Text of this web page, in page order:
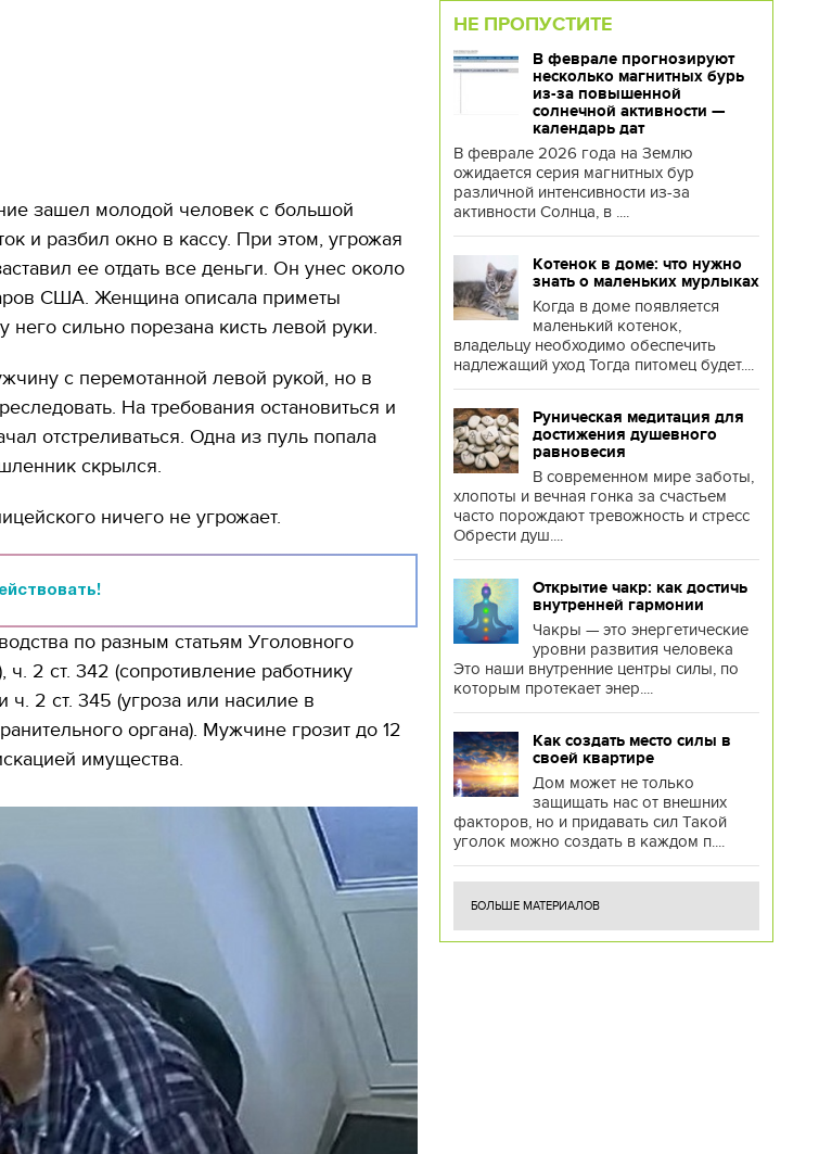
зашел молодой человек с большой
и разбил окно в кассу. При этом, угрожая
ее отдать все деньги. Он унес около
США. Женщина описала приметы
сильно порезана кисть левой руки.
с перемотанной левой рукой, но в
На требования остановиться и
отстреливаться. Одна из пуль попала
скрылся.
ничего не угрожает.
по разным статьям Уголовного
ч. 2 ст. 342 (сопротивление работнику
ч. 2 ст. 345 (угроза или насилие в
органа). Мужчине грозит до 12
имущества.
НЕ ПРОПУСТИТЕ
В феврале прогнозируют
несколько магнитных бурь
из-за повышенной
солнечной активности —
календарь дат
В феврале 2026 года на Землю
ожидается серия магнитных бур
различной интенсивности из-за
активности Солнца, в ....
Котенок в доме: что нужно
знать о маленьких мурлыках
Когда в доме появляется
маленький котенок,
владельцу необходимо обеспечить
надлежащий уход Тогда питомец будет....
Руническая медитация для
достижения душевного
равновесия
В современном мире заботы,
хлопоты и вечная гонка за счастьем
часто порождают тревожность и стресс
Обрести душ....
Открытие чакр: как достичь
внутренней гармонии
Чакры — это энергетические
уровни развития человека
Это наши внутренние центры силы, по
которым протекает энер....
Как создать место силы в
своей квартире
Дом может не только
защищать нас от внешних
факторов, но и придавать сил Такой
уголок можно создать в каждом п....
БОЛЬШЕ МАТЕРИАЛОВ